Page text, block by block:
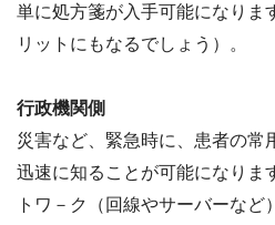
単に処方箋が入手可能になりま
リットにもなるでしょう）。
行政機関側
災害など、緊急時に、患者の常
迅速に知ることが可能になりま
トワ－ク（回線やサーバーなど